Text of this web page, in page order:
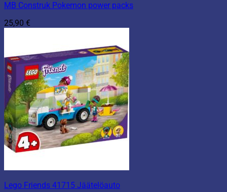
MB Construk Pokemon power packs
25,90 €
Lego Friends 41715 Jäätelöauto